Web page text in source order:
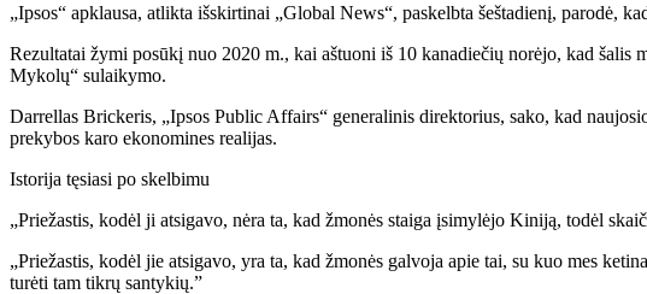
„Ipsos“ apklausa, atlikta išskirtinai „Global News“, paskelbta šeštadienį, parodė,
Rezultatai žymi posūkį nuo 2020 m., kai aštuoni iš 10 kanadiečių norėjo, kad
Mykolų“ sulaikymo.
Darrellas Brickeris, „Ipsos Public Affairs“ generalinis direktorius, sako, kad
prekybos karo ekonomines realijas.
Istorija tęsiasi po skelbimu
„Priežastis, kodėl ji atsigavo, nėra ta, kad žmonės staiga įsimylėjo Kiniją, todėl
„Priežastis, kodėl jie atsigavo, yra ta, kad žmonės galvoja apie tai, su kuo mes
turėti tam tikrų santykių.”